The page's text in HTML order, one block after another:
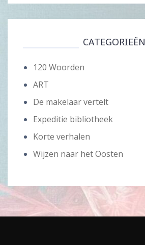
CATEGORIEËN
120 Woorden
ART
De makelaar vertelt
Expeditie bibliotheek
Korte verhalen
Wijzen naar het Oosten